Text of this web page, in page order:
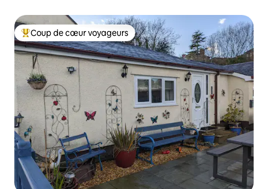
Coups de cœur voyageurs les plus appréciés
Coup de cœur voyageurs